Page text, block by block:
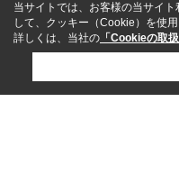
当サイトでは、お客様の当サイ
して、クッキー（Cookie）を使用
詳しくは、当社の 「Cookieの取